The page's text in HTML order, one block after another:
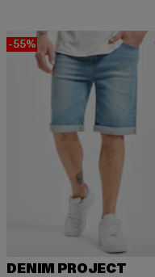
-55%
DENIM PROJECT